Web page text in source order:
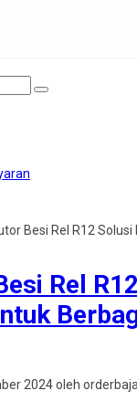
Besi Rel R12
Rel
2024 oleh